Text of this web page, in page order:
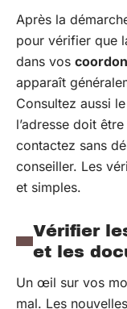
Après la
pour vérifier que
dans vos
apparaît
Consultez aussi
l’adresse doit
contactez sans
conseiller. Les
et simples.
Vérifier
et les
Un œil sur vos
mal. Les